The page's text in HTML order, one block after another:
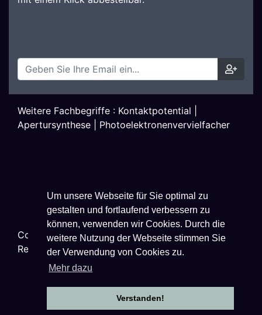
Um unsere Webseite für Sie optimal zu
gestalten und fortlaufend verbessern zu
können, verwenden wir Cookies. Durch die
weitere Nutzung der Webseite stimmen Sie
der Verwendung von Cookies zu.
Mehr dazu
Verstanden!
Weitere Fachbegriffe : Kontaktpotential
Apertursynthese
Photoelektronenvervielfacher
Copyright © 2026Techniklexikon.net - All Rights
Reserved.
Datenschutzhinweise